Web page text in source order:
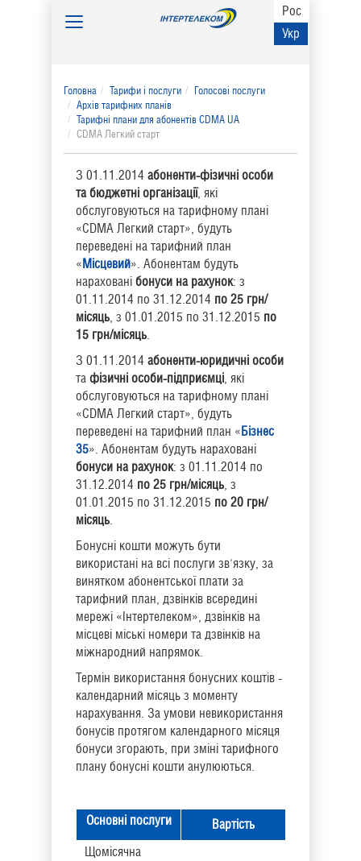
Рос
Укр
Toggle
Головна Тарифи і послуги
Голосові послуги
Архів тарифних планів
Тарифні плани для абонентів CDMA UA
CDMA Легкий старт
З 01.11.2014 абоненти-фізичні особи
та бюджетні організації, які
обслуговуються на тарифному плані
«CDMA Легкий старт», будуть
переведені на тарифний план
«Місцевий». Абонентам будуть
нараховані бонуси на рахунок: з
01.11.2014 по 31.12.2014 по 25 грн/
місяць, з 01.01.2015 по 31.12.2015 по
15 грн/місяць.
З 01.11.2014 абоненти-юридичні особи
та фізичні особи-підприємці, які
обслуговуються на тарифному плані
«CDMA Легкий старт», будуть
переведені на тарифний план «Бізнес
35». Абонентам будуть нараховані
бонуси на рахунок: з 01.11.2014 по
31.12.2014 по 25 грн/місяць, з
01.01.2015 по 31.12.2015 по 20 грн/
місяць.
Бонусні кошти можуть бути
використані на всі послуги зв'язку, за
винятком абонентської плати за
тарифний план, дзвінків всередині
мережі «Інтертелеком», дзвінків на
місцеві міські номери та дзвінків на
міжнародний напрямок.
Термін використання бонусних коштів -
календарний місяць з моменту
нарахування. За умови невикористання
бонусів протягом календарного місяця
бонуси згорають, при зміні тарифного
плану бонусні кошти анулюються.
Основні послуги
Вартість
Щомісячна